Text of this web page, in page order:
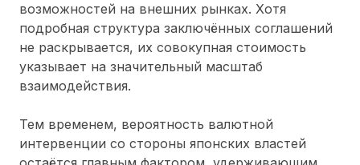
возможностей на внешних рынках. Хотя
подробная структура заключённых соглашений
не раскрывается, их совокупная стоимость
указывает на значительный масштаб
взаимодействия.
Тем временем, вероятность валютной
интервенции со стороны японских властей